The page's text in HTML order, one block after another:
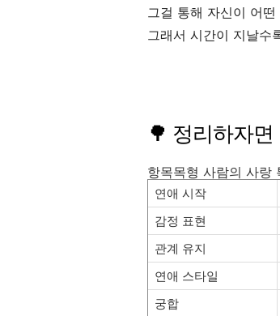
그걸 통해 자신이 어
그래서 시간이 지날수
🌳 정리하자면
항목목형 사람의 사랑
연애 시작
감정 표현
관계 유지
연애 스타일
궁합